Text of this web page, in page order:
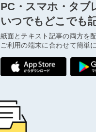
PC・スマホ・タブ
いつでもどこでも
紙面とテキスト記事の両方を
ご利用の端末に合わせて簡単